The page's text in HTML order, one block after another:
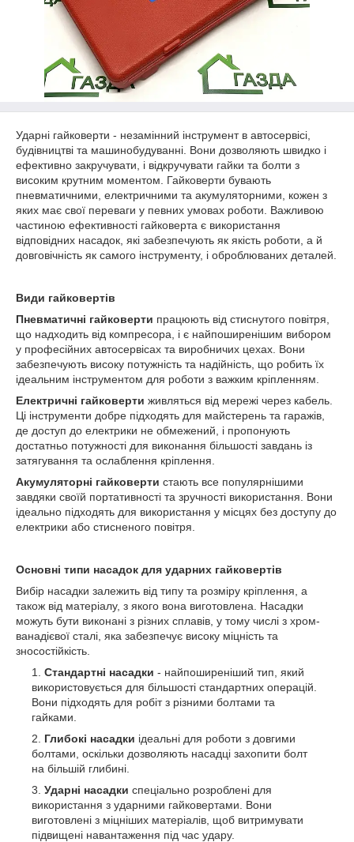
Ударні гайковерти - незамінний інструмент в автосервісі,
будівництві та машинобудуванні. Вони дозволяють швидко і
ефективно закручувати, і відкручувати гайки та болти з
високим крутним моментом. Гайковерти бувають
пневматичними, електричними та акумуляторними, кожен з
яких має свої переваги у певних умовах роботи. Важливою
частиною ефективності гайковерта є використання
відповідних насадок, які забезпечують як якість роботи, а й
довговічність як самого інструменту, і оброблюваних деталей.
Види гайковертів
Пневматичні гайковерти працюють від стиснутого повітря,
що надходить від компресора, і є найпоширенішим вибором
у професійних автосервісах та виробничих цехах. Вони
забезпечують високу потужність та надійність, що робить їх
ідеальним інструментом для роботи з важким кріпленням.
Електричні гайковерти живляться від мережі через кабель.
Ці інструменти добре підходять для майстерень та гаражів,
де доступ до електрики не обмежений, і пропонують
достатньо потужності для виконання більшості завдань із
затягування та ослаблення кріплення.
Акумуляторні гайковерти стають все популярнішими
завдяки своїй портативності та зручності використання. Вони
ідеально підходять для використання у місцях без доступу до
електрики або стисненого повітря.
Основні типи насадок для ударних гайковертів
Вибір насадки залежить від типу та розміру кріплення, а
також від матеріалу, з якого вона виготовлена. Насадки
можуть бути виконані з різних сплавів, у тому числі з хром-
ванадієвої сталі, яка забезпечує високу міцність та
зносостійкість.
Стандартні насадки - найпоширеніший тип, який
використовується для більшості стандартних операцій.
Вони підходять для робіт з різними болтами та
гайками.
Глибокі насадки ідеальні для роботи з довгими
болтами, оскільки дозволяють насадці захопити болт
на більшій глибині.
Ударні насадки спеціально розроблені для
використання з ударними гайковертами. Вони
виготовлені з міцніших матеріалів, щоб витримувати
підвищені навантаження під час удару.